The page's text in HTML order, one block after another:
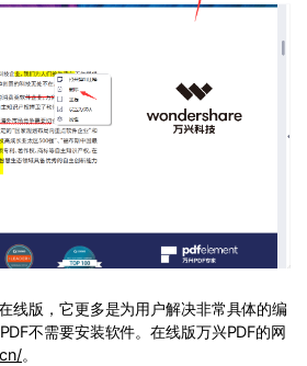
线版，它更多是为用户解决非常具体的编
不需要安装软件。在线版万兴PDF的网
。